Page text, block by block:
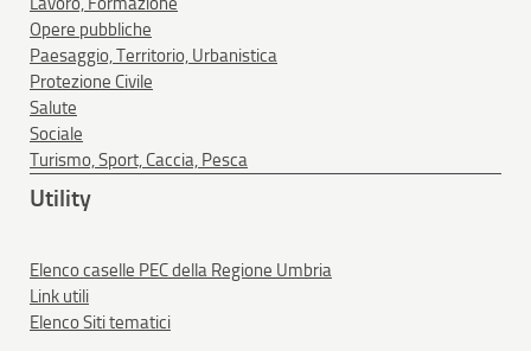
Opere pubbliche
Paesaggio, Territorio, Urbanistica
Protezione Civile
Salute
Sociale
Turismo, Sport, Caccia, Pesca
Utility
Elenco caselle PEC della Regione Umbria
Link utili
Elenco Siti tematici